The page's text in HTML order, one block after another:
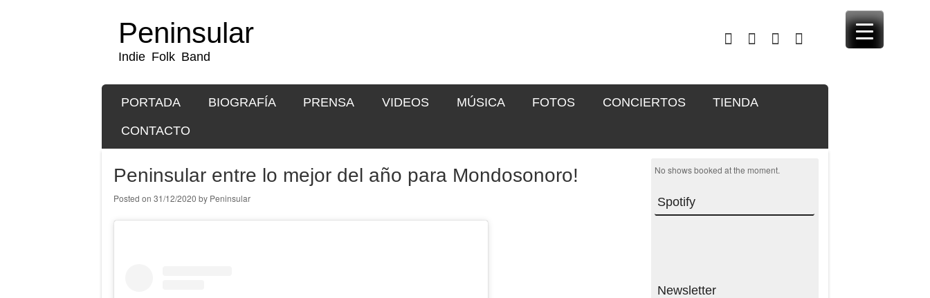
Peninsular
Indie Folk Band
Menu
SKIP TO CONTENT
PORTADA BIOGRAFÍA PRENSA VIDEOS MÚSICA FOTOS CONCIERTOS TIENDA
CONTACTO
Peninsular entre lo mejor del año para Mondosonoro!
Posted on 31/12/2020 by Peninsular
No shows booked at the moment.
Spotify
Newsletter